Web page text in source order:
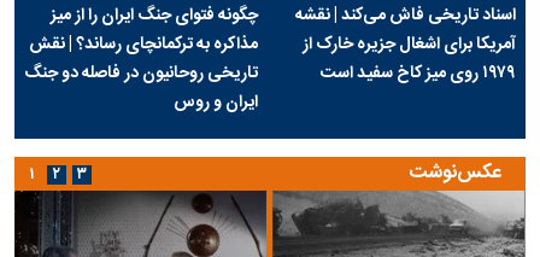
اسناد تاریخی فاش می‌کند | نقشه
آمریکا برای اشغال جزیره خارک از
۱۹۷۹ روی میز کاخ سفید است
چگونه فتوای جنگ ایران را از میز
مذاکره به ترکمانچای رساند؟ | نقش
تاریخی روحانیون در فاصله دو جنگ
ایران و روس
عکس‌نوشت ۱ ۲ ۳